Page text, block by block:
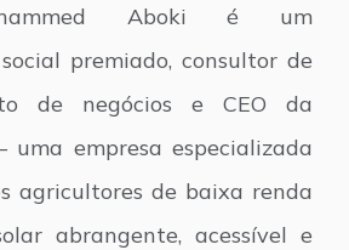
Aboki é um
premiado, consultor de
de negócios e CEO da
uma empresa especializada
agricultores de baixa renda
abrangente, acessível e